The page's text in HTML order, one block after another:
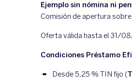
Ejemplo sin nómina ni
Comisión de apertura
Oferta válida hasta el 31/
Condiciones Préstamo
Desde5,25 % TIN fijo (